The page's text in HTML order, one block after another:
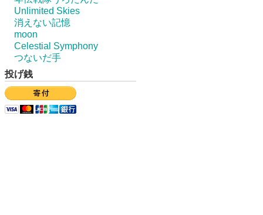
Unlimited Skies
消えない記憶
moon
Celestial Symphony
つないだ手
投げ銭